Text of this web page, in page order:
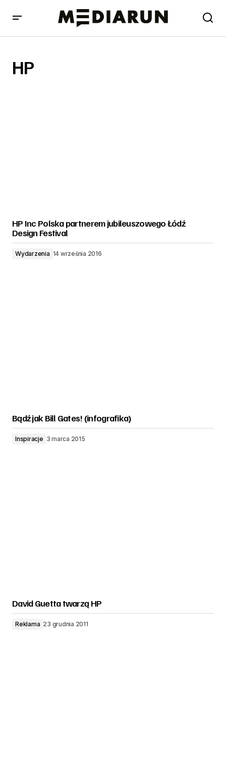
HP
HP Inc Polska partnerem jubileuszowego Łódź
Design Festival
Wydarzenia 14 września 2016
Bądź jak Bill Gates! (infografika)
Inspiracje 3 marca 2015
David Guetta twarzą HP
Reklama 23 grudnia 2011